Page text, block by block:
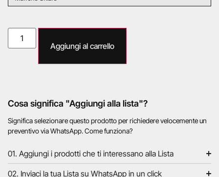
Aggiungi al carrello
Cosa significa "Aggiungi alla lista"?
Significa selezionare questo prodotto per richiedere velocemente un
preventivo via WhatsApp. Come funziona?
01. Aggiungi i prodotti che ti interessano alla Lista
02. Inviaci la tua Lista su WhatsApp in un click